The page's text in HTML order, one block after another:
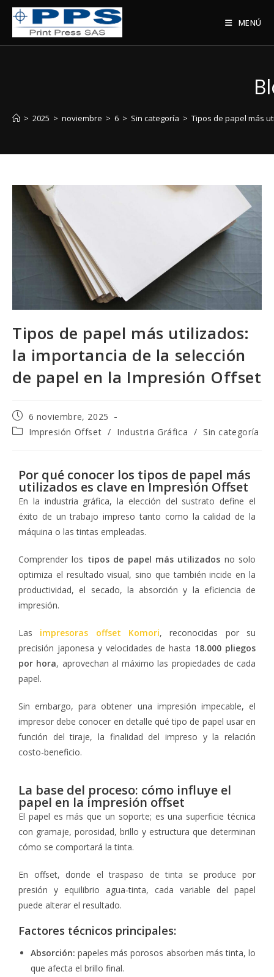
MENÚ
> 2025 > noviembre > 6 > Sin categoría > Tipos de papel más
Tipos de papel más utilizados:
la importancia de la selección
de papel en la Impresión Offset
6 noviembre, 2025
Impresión Offset / Industria Gráfica / Sin categoría
Por qué conocer los tipos de papel más
utilizados es clave en Impresión Offset
En la industria gráfica, la elección del sustrato define el
éxito de un trabajo impreso tanto como la calidad de la
máquina o las tintas empleadas.
Comprender los tipos de papel más utilizados no solo
optimiza el resultado visual, sino que también incide en la
productividad, el secado, la absorción y la eficiencia de
impresión.
Las impresoras offset Komori, reconocidas por su
precisión japonesa y velocidades de hasta 18.000 pliegos
por hora, aprovechan al máximo las propiedades de cada
papel.
Sin embargo, para obtener una impresión impecable, el
impresor debe conocer en detalle qué tipo de papel usar en
función del tiraje, la finalidad del impreso y la relación
costo-beneficio.
La base del proceso: cómo influye el
papel en la impresión offset
El papel es más que un soporte; es una superficie técnica
con gramaje, porosidad, brillo y estructura que determinan
cómo se comportará la tinta.
En offset, donde el traspaso de tinta se produce por
presión y equilibrio agua-tinta, cada variable del papel
puede alterar el resultado.
Factores técnicos principales:
Absorción: papeles más porosos absorben más tinta, lo
que afecta el brillo final.